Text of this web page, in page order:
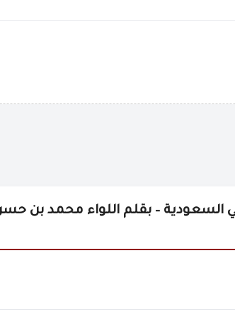
السعودية – بقلم اللواء محمد بن